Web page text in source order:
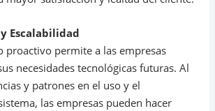
Escalabilidad
proactivo permite a las empresas
necesidades tecnológicas futuras. Al
y patrones en el uso y el
las empresas pueden hacer